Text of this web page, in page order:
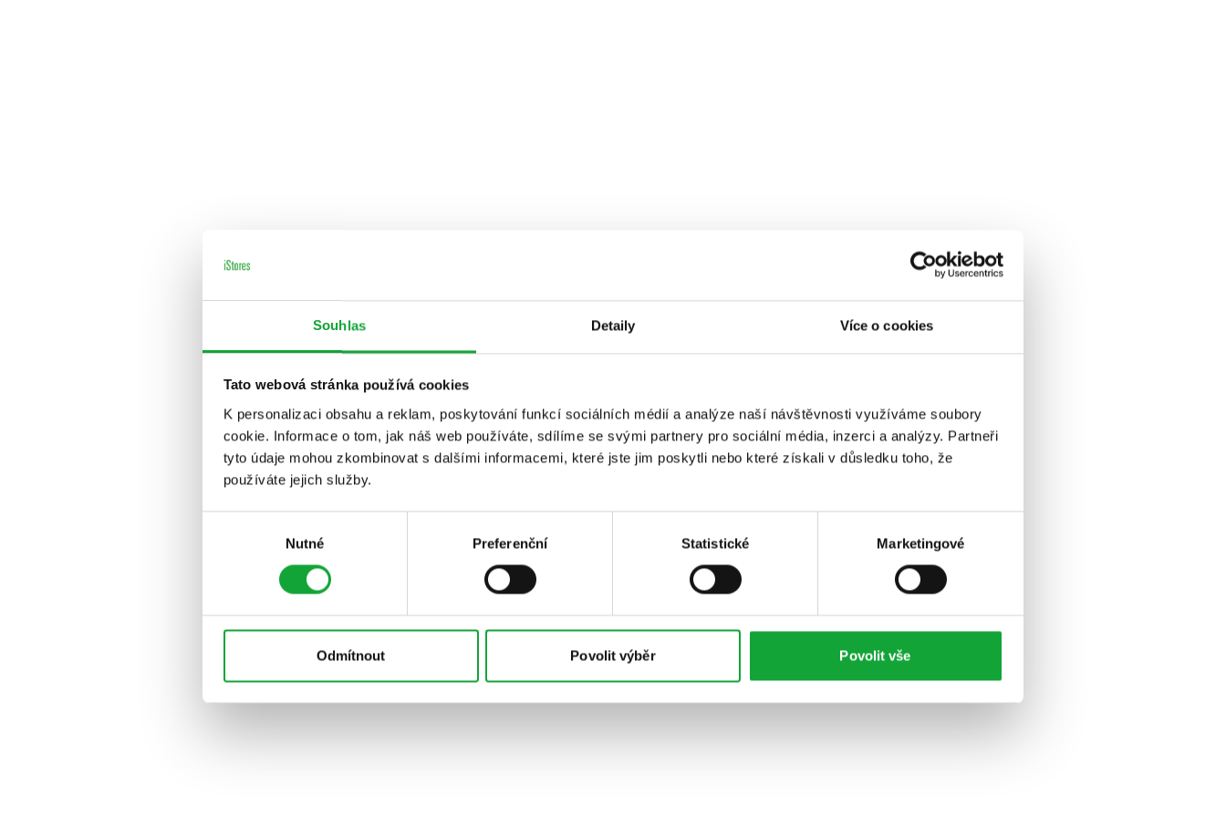
Souhlas Detaily Více o cookies
Tato webová stránka používá cookies
K personalizaci obsahu a reklam, poskytování funkcí sociálních médií a analýze naší návštěvnosti využíváme soubory
cookie. Informace o tom, jak náš web používáte, sdílíme se svými partnery pro sociální média, inzerci a analýzy. Partneři
tyto údaje mohou zkombinovat s dalšími informacemi, které jste jim poskytli nebo které získali v důsledku toho, že
používáte jejich služby.
Nutné Preferenční Statistické Marketingové
Odmítnout Povolit výběr Povolit vše